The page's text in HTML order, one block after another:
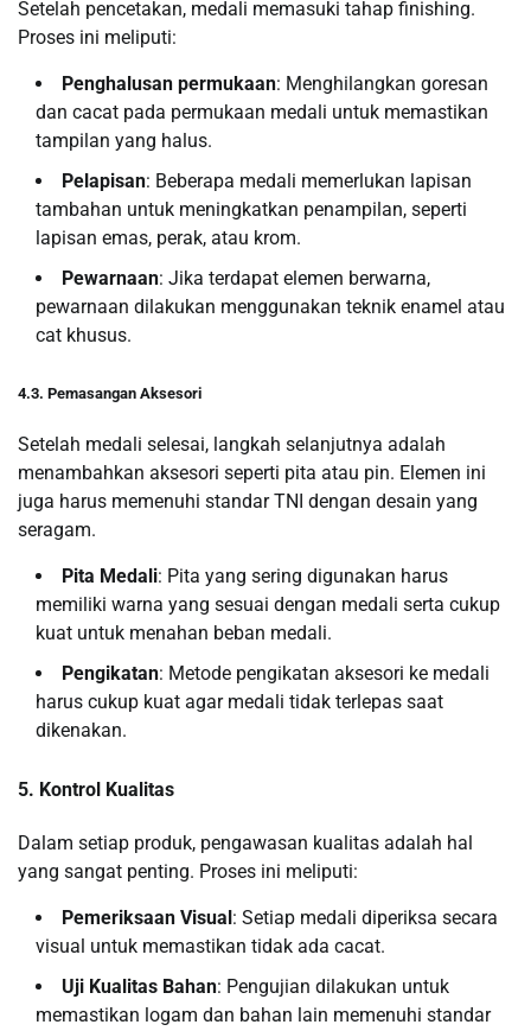
Setelah pencetakan, medali memasuki tahap finishing.
Proses ini meliputi:
Penghalusan permukaan: Menghilangkan goresan
dan cacat pada permukaan medali untuk memastikan
tampilan yang halus.
Pelapisan: Beberapa medali memerlukan lapisan
tambahan untuk meningkatkan penampilan, seperti
lapisan emas, perak, atau krom.
Pewarnaan: Jika terdapat elemen berwarna,
pewarnaan dilakukan menggunakan teknik enamel atau
cat khusus.
4.3. Pemasangan Aksesori
Setelah medali selesai, langkah selanjutnya adalah
menambahkan aksesori seperti pita atau pin. Elemen ini
juga harus memenuhi standar TNI dengan desain yang
seragam.
Pita Medali: Pita yang sering digunakan harus
memiliki warna yang sesuai dengan medali serta cukup
kuat untuk menahan beban medali.
Pengikatan: Metode pengikatan aksesori ke medali
harus cukup kuat agar medali tidak terlepas saat
dikenakan.
5. Kontrol Kualitas
Dalam setiap produk, pengawasan kualitas adalah hal
yang sangat penting. Proses ini meliputi:
Pemeriksaan Visual : Setiap medali diperiksa secara
visual untuk memastikan tidak ada cacat.
Uji Kualitas Bahan: Pengujian dilakukan untuk
memastikan logam dan bahan lain memenuhi standar